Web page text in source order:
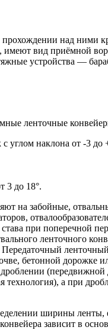
над ними
вид приёмной
устройства —
ленточные
углом наклона от -3 до
3 до 18°.
на забойные,
при поперечной
ленточного
бетонной дорожке
технология), а при
ширины
зависит в